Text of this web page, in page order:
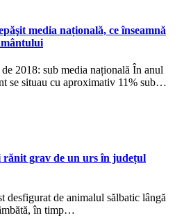
media națională, ce înseamnă
2018: sub media națională În anul
se situau cu aproximativ 11% sub…
rănit grav de un urs în județul
desfigurat de animalul sălbatic lângă
în timp…